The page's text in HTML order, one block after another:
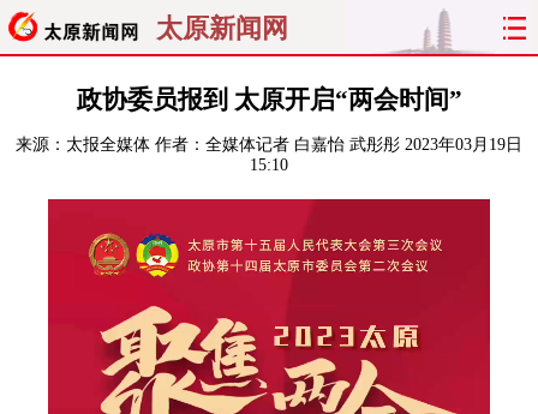
太原新闻网
首页 聚焦 太原 山西
经济 关注 文明 出行
理财 政务
晋月读 最太原
太原日报 太原晚报 热评
政协委员报到 太原开启“两会时间”
来源： 太报全媒体 作者：全媒体记者 白嘉怡 武彤彤 2023年03月19日
15:10